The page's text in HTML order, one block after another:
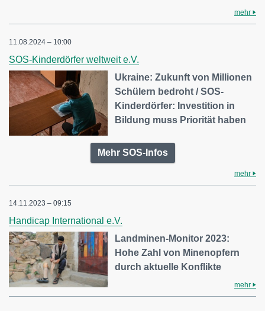
mehr
11.08.2024 – 10:00
SOS-Kinderdörfer weltweit e.V.
Ukraine: Zukunft von Millionen
Schülern bedroht / SOS-
Kinderdörfer: Investition in
Bildung muss Priorität haben
Mehr SOS-Infos
mehr
14.11.2023 – 09:15
Handicap International e.V.
Landminen-Monitor 2023:
Hohe Zahl von Minenopfern
durch aktuelle Konflikte
mehr